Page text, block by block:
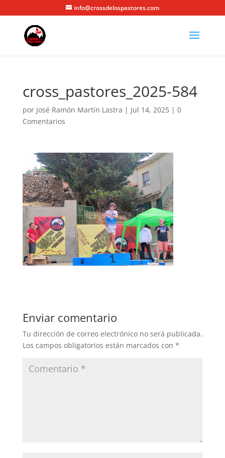
info@crossdelospastores.com
cross_pastores_2025-584
por José Ramón Martín Lastra | Jul 14, 2025| 0
Comentarios
Enviar comentario
Tu dirección de correo electrónico no será publicada.
Los campos obligatorios están marcados con *